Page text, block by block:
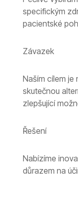
specifickým
pacientské
Závazek
Naším cílem je
skutečnou
zlepšující
Řešení
Nabízíme
důrazem na